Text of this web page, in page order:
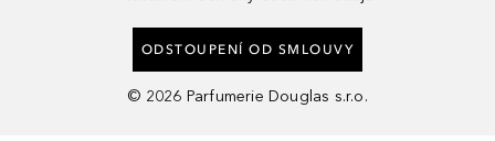
ODSTOUPENÍ OD SMLOUVY
© 2026 Parfumerie Douglas s.r.o.